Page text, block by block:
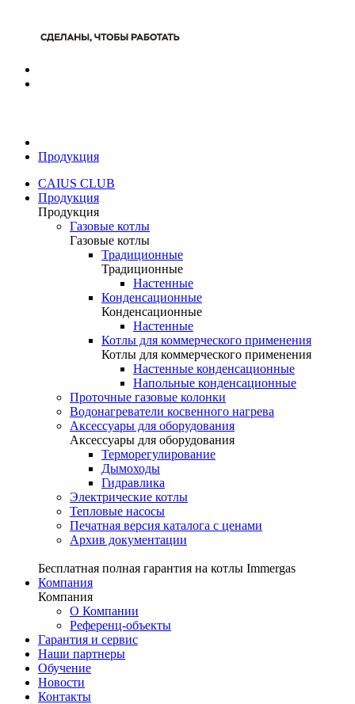
Продукция
CAIUS CLUB
Продукция
Продукция
Газовые котлы
Газовые котлы
Традиционные
Традиционные
Настенные
Конденсационные
Конденсационные
Настенные
Котлы для коммерческого применения
Котлы для коммерческого применения
Настенные конденсационные
Напольные конденсационные
Проточные газовые колонки
Водонагреватели косвенного нагрева
Аксессуары для оборудования
Аксессуары для оборудования
Терморегулирование
Дымоходы
Гидравлика
Электрические котлы
Тепловые насосы
Печатная версия каталога с ценами
Архив документации
Бесплатная полная гарантия на котлы Immergas
Компания
Компания
О Компании
Референц-объекты
Гарантия и сервис
Наши партнеры
Обучение
Новости
Контакты